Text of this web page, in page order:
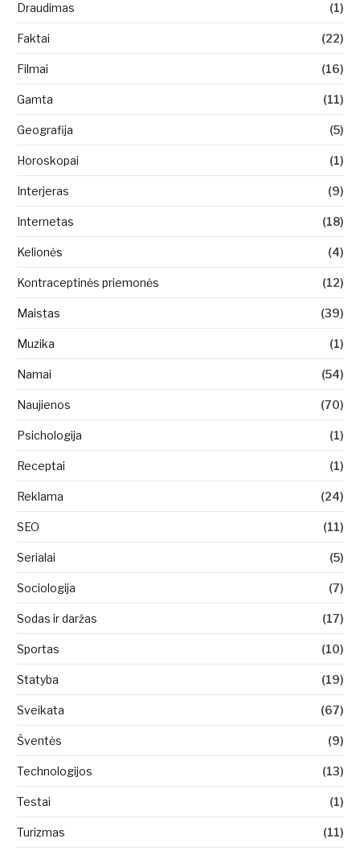
Draudimas (1)
Faktai (22)
Filmai (16)
Gamta (11)
Geografija (5)
Horoskopai (1)
Interjeras (9)
Internetas (18)
Kelionės (4)
Kontraceptinės priemonės (12)
Maistas (39)
Muzika (1)
Namai (54)
Naujienos (70)
Psichologija (1)
Receptai (1)
Reklama (24)
SEO (11)
Serialai (5)
Sociologija (7)
Sodas ir daržas (17)
Sportas (10)
Statyba (19)
Sveikata (67)
Šventės (9)
Technologijos (13)
Testai (1)
Turizmas (11)